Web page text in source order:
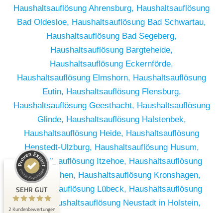
Haushaltsauflösung Ahrensburg, Haushaltsauflösung
Bad Oldesloe, Haushaltsauflösung Bad Schwartau,
Haushaltsauflösung Bad Segeberg,
Haushaltsauflösung Bargteheide,
Haushaltsauflösung Eckernförde,
Haushaltsauflösung Elmshorn, Haushaltsauflösung
Eutin, Haushaltsauflösung Flensburg,
Haushaltsauflösung Geesthacht, Haushaltsauflösung
Glinde, Haushaltsauflösung Halstenbek,
Haushaltsauflösung Heide, Haushaltsauflösung
Henstedt-Ulzburg, Haushaltsauflösung Husum,
Haushaltsauflösung Itzehoe, Haushaltsauflösung
Kaltenkirchen, Haushaltsauflösung Kronshagen,
Haushaltsauflösung Lübeck, Haushaltsauflösung
Mölln,Haushaltsauflösung Neustadt in Holstein,
SEHR GUT
2 Kundenbewertungen
Kundenbewertungen und Erfahrungen zu
RümpelButler
SEHR GUT
5,00 / 5,00
2
Bewertungen von 1
anderen Quelle